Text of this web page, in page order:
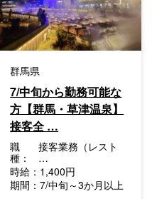
群馬県
7/中旬から勤務可能な
方【群馬・草津温泉】
接客全 …
職
種：
接客業務（レスト
…
時給： 1,400円
期間：7/中旬～3か月以上